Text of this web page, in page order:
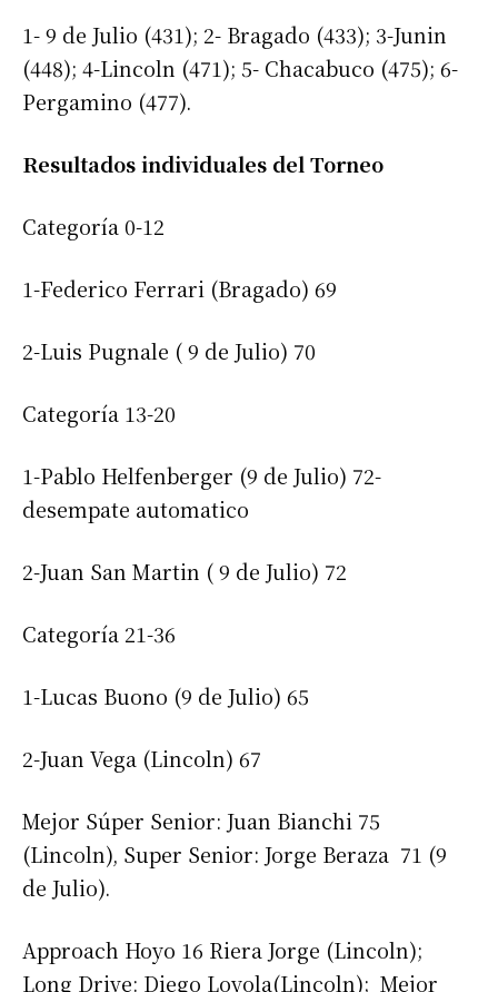
Suscribirme gratis
Nombre
1- 9 de Julio (431); 2- Bragado (433); 3-Junin
(448); 4-Lincoln (471); 5- Chacabuco (475); 6-
Pergamino (477).
Resultados individuales del Torneo
Categoría 0-12
1-Federico Ferrari (Bragado) 69
2-Luis Pugnale ( 9 de Julio) 70
Categoría 13-20
1-Pablo Helfenberger (9 de Julio) 72-
desempate automatico
2-Juan San Martin ( 9 de Julio) 72
Categoría 21-36
1-Lucas Buono (9 de Julio) 65
2-Juan Vega (Lincoln) 67
Mejor Súper Senior: Juan Bianchi 75
(Lincoln), Super Senior: Jorge Beraza 71 (9
de Julio).
Approach Hoyo 16 Riera Jorge (Lincoln);
Long Drive: Diego Loyola(Lincoln); Mejor